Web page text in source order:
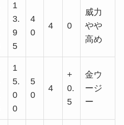
1
3.
9
5
4
0
4 0
威力
やや
高め
1
5.
0
0
5
0
4
+
0.
5
金ウ
ージ
ー